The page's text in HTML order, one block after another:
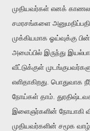
முதியவர்கள் எனக்
சமரசங்களை
முக்கியமாக ஓய்வுக்கு
அமைப்பில் இருந்து
வீட்டுக்குள்
எளிதாகிறது. பொதுவாக
நோய்கள் தாம்.
இளைஞர்களின் நோயாகி
முதியவர்களின் சமூக